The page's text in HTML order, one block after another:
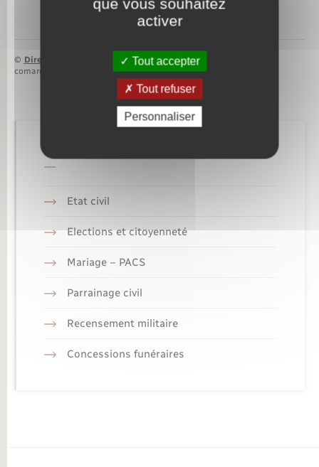
© Direction de l’information légale et administrative
comarquage developpé parbaseo.io
Retrouvez aussi
Etat civil
Elections et citoyenneté
Mariage – PACS
Parrainage civil
Recensement militaire
Concessions funéraires
que vous souhaitez
activer
Tout accepter
Tout refuser
Personnaliser